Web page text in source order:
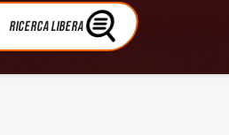
Ricerca libera